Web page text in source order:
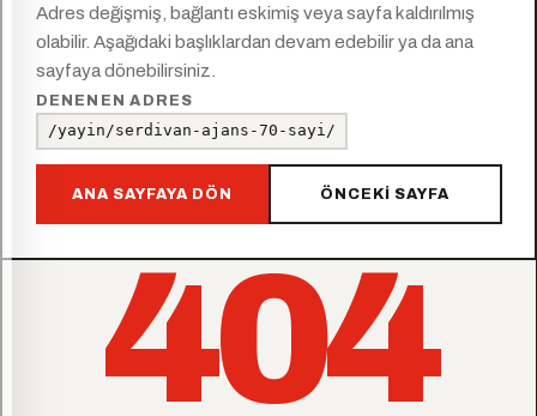
Adres değişmiş, bağlantı eskimiş veya sayfa kaldırılmış
olabilir. Aşağıdaki başlıklardan devam edebilir ya da ana
sayfaya dönebilirsiniz.
DENENEN ADRES
/yayin/serdivan-ajans-70-sayi/
ANA SAYFAYA DÖN ÖNCEKI SAYFA
404